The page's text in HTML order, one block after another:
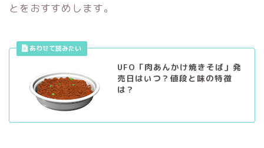
とをおすすめします。
UFO「肉あんかけ焼きそば」発
売日はいつ？値段と味の特徴
は？